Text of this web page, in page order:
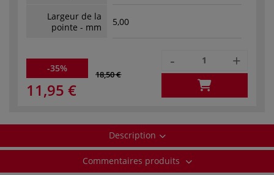
Largeur de la
pointe - mm
5,00
-35%
18,50 €
11,95 €
- +
Description
Commentaires produits